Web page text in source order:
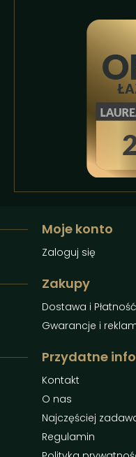
Moje konto
Zaloguj się
Zakupy
Dostawa i Płatność
Gwarancje i
Przydatne
Kontakt
O nas
Najczęściej
Regulamin